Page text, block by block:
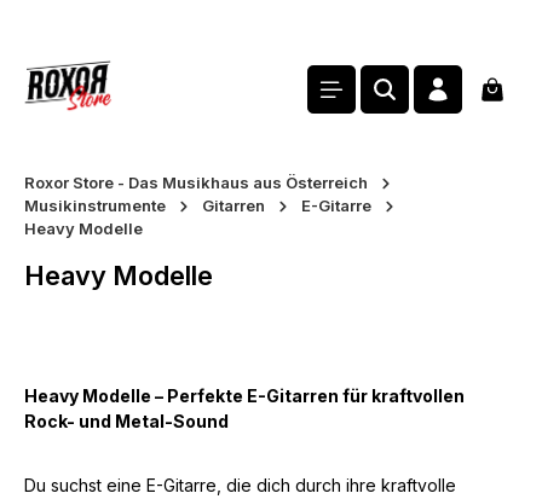
Roxor Store - Das Musikhaus aus Österreich
Musikinstrumente
Gitarren
E-Gitarre
Heavy Modelle
Heavy Modelle
Heavy Modelle – Perfekte E-Gitarren für kraftvollen
Rock- und Metal-Sound
Du suchst eine E-Gitarre, die dich durch ihre kraftvolle